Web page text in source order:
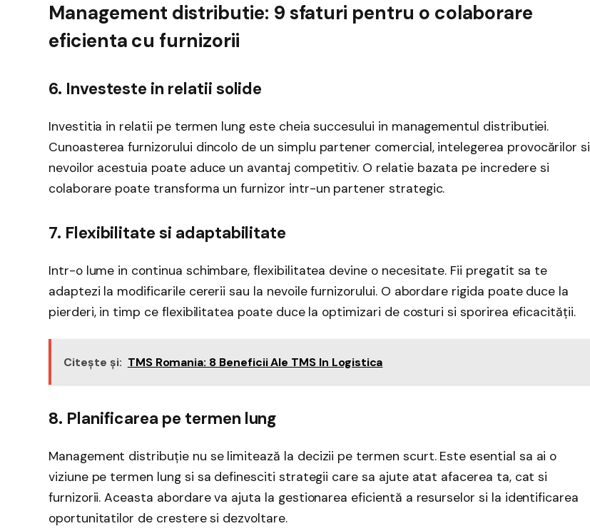
Management distributie: 9 sfaturi pentru o colaborare
eficienta cu furnizorii
6. Investeste in relatii solide
Investitia in relatii pe termen lung este cheia succesului in managementul distributiei.
Cunoasterea furnizorului dincolo de un simplu partener comercial, intelegerea provocărilor si
nevoilor acestuia poate aduce un avantaj competitiv. O relatie bazata pe incredere si
colaborare poate transforma un furnizor intr-un partener strategic.
7. Flexibilitate si adaptabilitate
Intr-o lume in continua schimbare, flexibilitatea devine o necesitate. Fii pregatit sa te
adaptezi la modificarile cererii sau la nevoile furnizorului. O abordare rigida poate duce la
pierderi, in timp ce flexibilitatea poate duce la optimizari de costuri si sporirea eficacității.
Citește și: TMS Romania: 8 Beneficii Ale TMS In Logistica
8. Planificarea pe termen lung
Management distribuție nu se limitează la decizii pe termen scurt. Este esential sa ai o
viziune pe termen lung si sa definesciti strategii care sa ajute atat afacerea ta, cat si
furnizorii. Aceasta abordare va ajuta la gestionarea eficientă a resurselor si la identificarea
oportunitatilor de crestere si dezvoltare.